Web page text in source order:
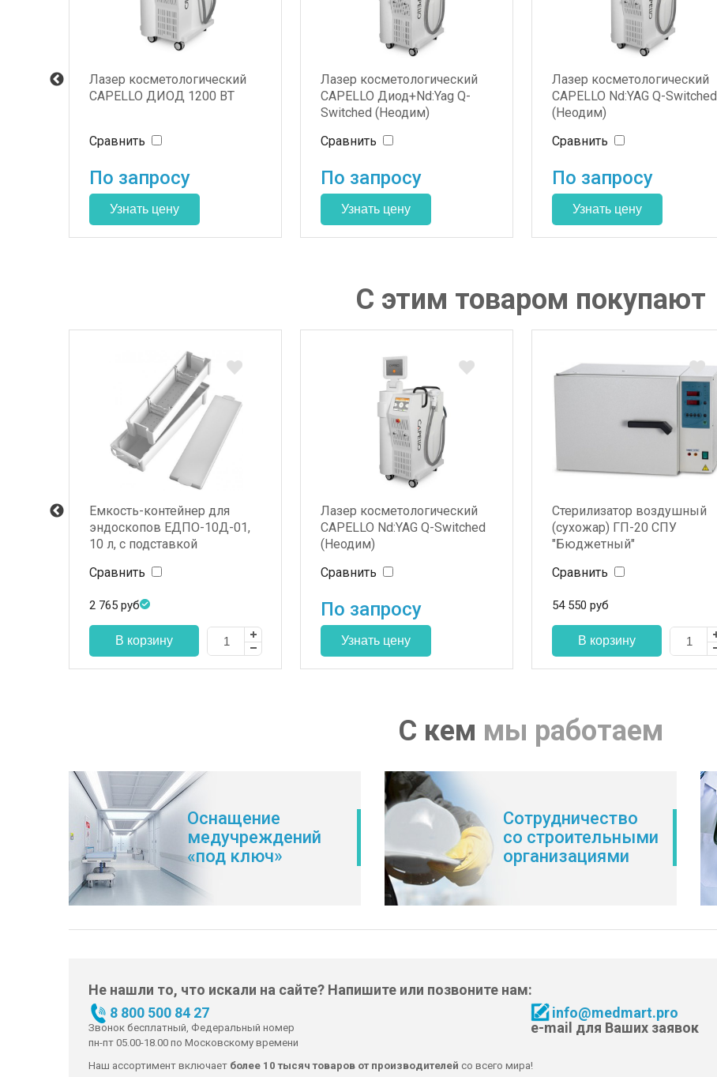
Лазер косметологический
CAPELLO ДИОД 1200 ВТ
Сравнить
По запросу
Лазер косметологический
CAPELLO Диод+Nd:Yag Q-
Switched (Неодим)
Сравнить
По запросу
Лазер косметологический
CAPELLO Nd:YAG Q-Switched
(Неодим)
Сравнить
По запросу
С этим товаром покупают
Емкость-контейнер для
эндоскопов ЕДПО-10Д-01,
10 л, с подставкой
Сравнить
2 765 руб
Лазер косметологический
CAPELLO Nd:YAG Q-Switched
(Неодим)
Сравнить
По запросу
Стерилизатор воздушный
(сухожар) ГП-20 СПУ
"Бюджетный"
Сравнить
54 550 руб
С кем мы работаем
Оснащение
медучреждений
«под ключ»
Сотрудничество
со строительными
организациями
Не нашли то, что искали на сайте? Напишите или позвоните нам:
8 800 500 84 27
Звонок бесплатный, Федеральный номер
пн-пт 05.00-18.00 по Московскому времени
info@medmart.pro
e-mail для Ваших заявок
Наш ассортимент включает более 10 тысяч товаров от производителей со всего мира!